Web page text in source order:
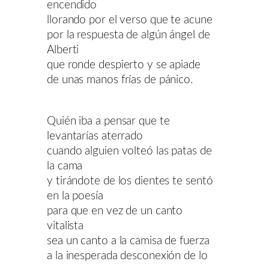
encendido
llorando por el verso que te acune
por la respuesta de algún ángel de
Alberti
que ronde despierto y se apiade
de unas manos frías de pánico.
Quién iba a pensar que te
levantarías aterrado
cuando alguien volteó las patas de
la cama
y tirándote de los dientes te sentó
en la poesía
para que en vez de un canto
vitalista
sea un canto a la camisa de fuerza
a la inesperada desconexión de lo